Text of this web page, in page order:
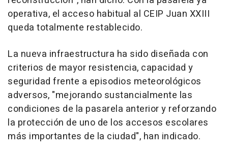
operativa, el acceso habitual al CEIP Juan XXIII
queda totalmente restablecido.
La nueva infraestructura ha sido diseñada con
criterios de mayor resistencia, capacidad y
seguridad frente a episodios meteorológicos
adversos, "mejorando sustancialmente las
condiciones de la pasarela anterior y reforzando
la protección de uno de los accesos escolares
más importantes de la ciudad", han indicado.